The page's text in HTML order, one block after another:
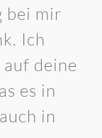
bei mir
Ich
deine
es in
in